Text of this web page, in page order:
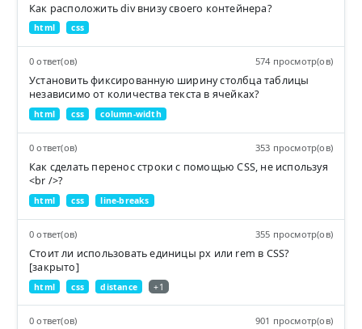
Как расположить div внизу своего контейнера?
html css
0 ответ(ов) 574 просмотр(ов)
Установить фиксированную ширину столбца таблицы
независимо от количества текста в ячейках?
html css column-width
0 ответ(ов) 353 просмотр(ов)
Как сделать перенос строки с помощью CSS, не используя
<br />?
html css line-breaks
0 ответ(ов) 355 просмотр(ов)
Стоит ли использовать единицы px или rem в CSS?
[закрыто]
html css distance +1
0 ответ(ов) 901 просмотр(ов)